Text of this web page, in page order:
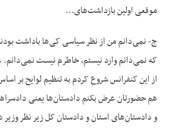
موقعی اولین بازداشت‌های…
ج- نمی‌دانم من از نظر سیاسی کی‌ها باداشت
که نمی‌دانم وارد نیستم، خاطرم نیست
از این کنفرانس شروع کردم به تنظیم لوایح بر
هم حضورتان عرض بکنم دادستان‌ها یعنی
و دادستان‌های استان و دادستان کل زیر نظر